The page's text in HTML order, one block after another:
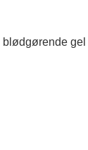
gel